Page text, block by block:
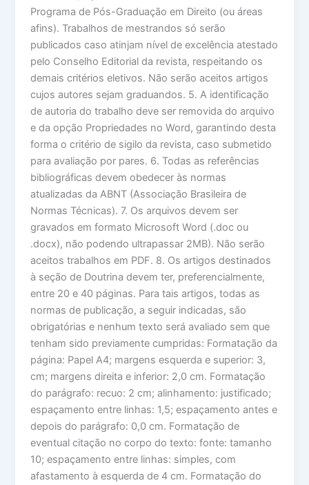
Programa de Pós-Graduação em Direito (ou áreas
afins). Trabalhos de mestrandos só serão
publicados caso atinjam nível de excelência atestado
pelo Conselho Editorial da revista, respeitando os
demais critérios eletivos. Não serão aceitos artigos
cujos autores sejam graduandos. 5. A identificação
de autoria do trabalho deve ser removida do arquivo
e da opção Propriedades no Word, garantindo desta
forma o critério de sigilo da revista, caso submetido
para avaliação por pares. 6. Todas as referências
bibliográficas devem obedecer às normas
atualizadas da ABNT (Associação Brasileira de
Normas Técnicas). 7. Os arquivos devem ser
gravados em formato Microsoft Word (.doc ou
.docx), não podendo ultrapassar 2MB). Não serão
aceitos trabalhos em PDF. 8. Os artigos destinados
à seção de Doutrina devem ter, preferencialmente,
entre 20 e 40 páginas. Para tais artigos, todas as
normas de publicação, a seguir indicadas, são
obrigatórias e nenhum texto será avaliado sem que
tenham sido previamente cumpridas: Formatação da
página: Papel A4; margens esquerda e superior: 3,
cm; margens direita e inferior: 2,0 cm. Formatação
do parágrafo: recuo: 2 cm; alinhamento: justificado;
espaçamento entre linhas: 1,5; espaçamento antes e
depois do parágrafo: 0,0 cm. Formatação de
eventual citação no corpo do texto: fonte: tamanho
10; espaçamento entre linhas: simples, com
afastamento à esquerda de 4 cm. Formatação do